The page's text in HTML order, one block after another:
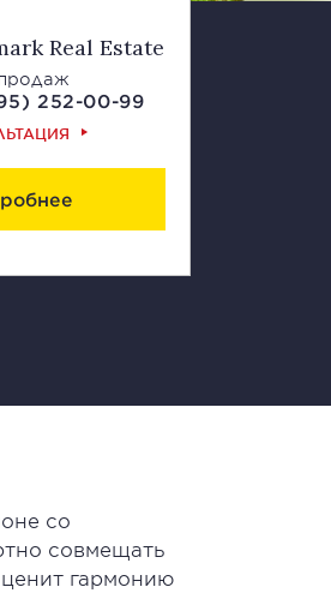
Real Estate
252-00-99
со
совмещать
гармонию